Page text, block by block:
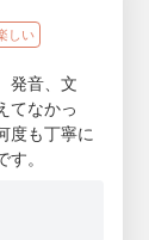
しい
発音、文
てなかっ
度も丁寧に
。